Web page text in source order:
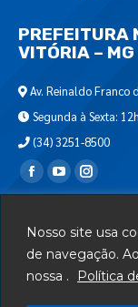
Nosso site usa
de navegação.
nossa .
Política
PREFEITURA
VITÓRIA – MG
Av. Reinaldo Franco
Segunda à Sexta:
(34) 3251-8500
Encontre-nos em:
Departamento de
Serviços